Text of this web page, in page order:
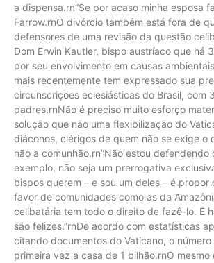
a dispensa.rn”Se por acaso minha esposa
Farrow.rnO divórcio também está fora de
defensores de uma revisão da questão
Dom Erwin Kautler, bispo austríaco que há
por seu envolvimento em causas
mais recentemente tem expressado sua
circunscrições eclesiásticas do Brasil, com
padres.rnNão é preciso muito esforço
solução que não uma flexibilização do
diáconos, clérigos de quem não se exige
não a comunhão.rn”Não estou
exemplo, não seja um prerrogativa
bispos querem – e sou um deles – é
favor de comunidades como as da
celibatária tem todo o direito de fazê-lo. E
são felizes.”rnDe acordo com estatísticas
citando documentos do Vaticano, o
primeira vez a casa de 1 bilhão.rnO